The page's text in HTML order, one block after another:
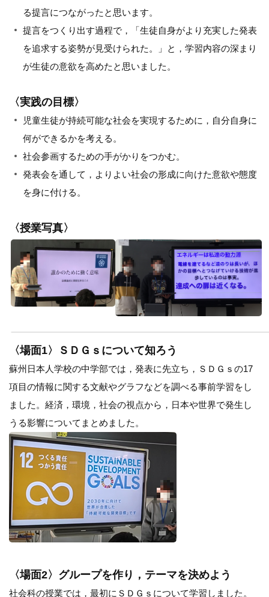
る提言につながったと思います。
提言をつくり出す過程で，「生徒自身がより充実した発表
を追求する姿勢が見受けられた。」と，学習内容の深まり
が生徒の意欲を高めたと思いました。
〈実践の目標〉
児童生徒が持続可能な社会を実現するために，自分自身に
何ができるかを考える。
社会参画するための手がかりをつかむ。
発表会を通して，よりよい社会の形成に向けた意欲や態度
を身に付ける。
〈授業写真〉
〈場面1〉ＳＤＧｓについて知ろう
蘇州日本人学校の中学部では，発表に先立ち，ＳＤＧｓの17
項目の情報に関する文献やグラフなどを調べる事前学習をし
ました。経済，環境，社会の視点から，日本や世界で発生し
うる影響についてまとめました。
〈場面2〉グループを作り，テーマを決めよう
社会科の授業では，最初にＳＤＧｓについて学習しました。